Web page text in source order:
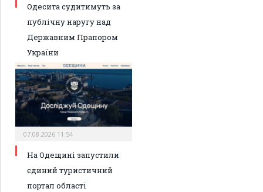
Одесита судитимуть за
публічну наругу над
Державним Прапором
України
07.08.2026 11:54
На Одещині запустили
єдиний туристичний
портал області